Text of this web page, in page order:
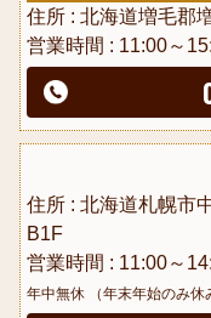
住所 : 北海道増毛郡
営業時間 : 11:00～
住所 : 北海道札幌市
B1F
営業時間 : 11:00～
年中無休 （年末年始のみ休